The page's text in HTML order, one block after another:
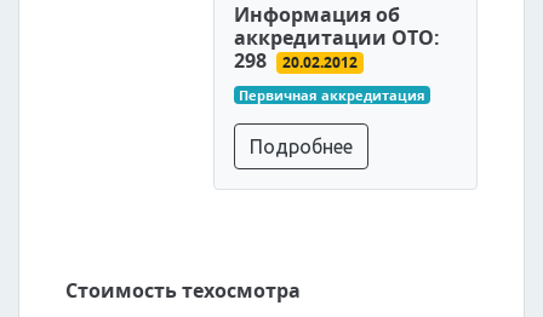
Информация об
аккредитации ОТО:
298
20.02.2012
Первичная аккредитация
Подробнее
Стоимость техосмотра